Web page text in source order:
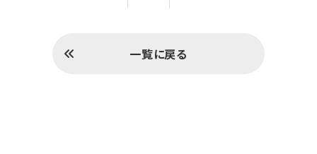
一覧に戻る